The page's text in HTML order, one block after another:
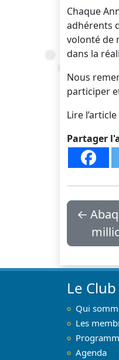
Chaque
adhérents
volonté de
dans la
Nous
participer
Lire
Partager
←
Le
Qui
Les
Agenda